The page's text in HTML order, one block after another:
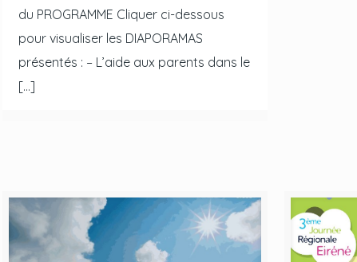
du PROGRAMME Cliquer ci-dessous
pour visualiser les DIAPORAMAS
présentés : – L’aide aux parents dans le
[…]